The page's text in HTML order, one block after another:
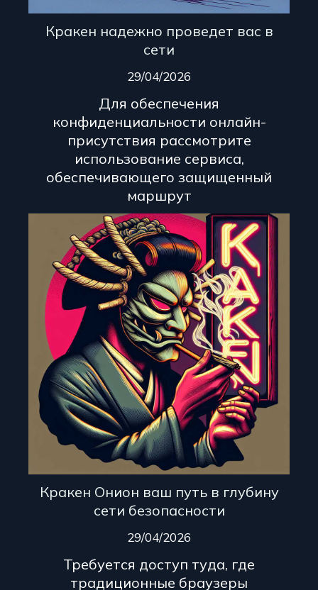
Кракен надежно проведет вас в
сети
29/04/2026
Для обеспечения
конфиденциальности онлайн-
присутствия рассмотрите
использование сервиса,
обеспечивающего защищенный
маршрут
Кракен Онион ваш путь в глубину
сети безопасности
29/04/2026
Требуется доступ туда, где
традиционные браузеры